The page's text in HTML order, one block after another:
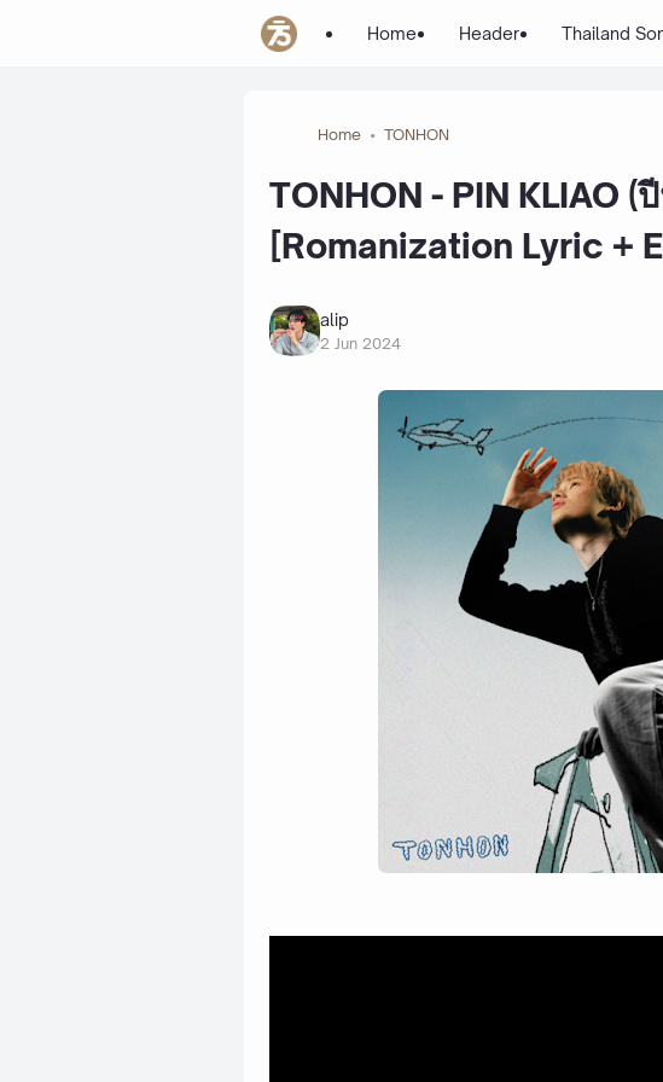
Home Header Thailand
Home TONHON
TONHON - PIN KLIAO (
[Romanization Lyric +
alip
2 Jun 2024